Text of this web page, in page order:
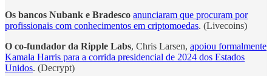
Os bancos Nubank e Bradesco anunciaram que procuram por
profissionais com conhecimentos em criptomoedas. (Livecoins)
O co-fundador da Ripple Labs, Chris Larsen, apoiou formalmente
Kamala Harris para a corrida presidencial de 2024 dos Estados
Unidos. (Decrypt)